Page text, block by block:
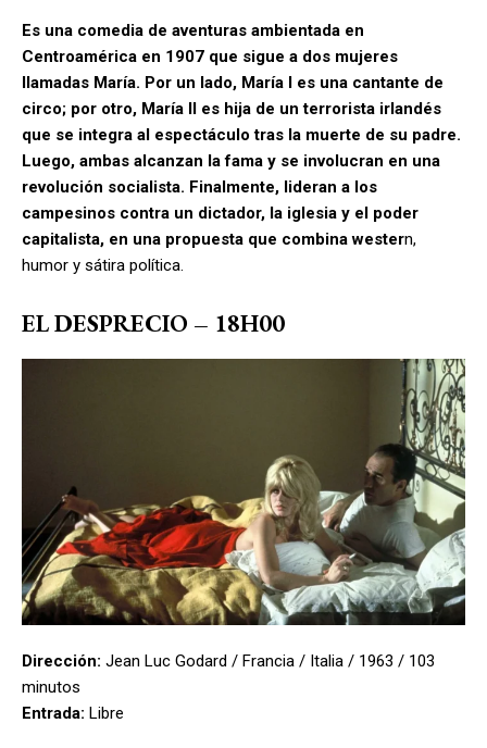
Es una comedia de aventuras ambientada en
Centroamérica en 1907 que sigue a dos mujeres
llamadas María. Por un lado, María I es una cantante de
circo; por otro, María II es hija de un terrorista irlandés
que se integra al espectáculo tras la muerte de su padre.
Luego, ambas alcanzan la fama y se involucran en una
revolución socialista. Finalmente, lideran a los
campesinos contra un dictador, la iglesia y el poder
capitalista, en una propuesta que combina western,
humor y sátira política.
EL DESPRECIO – 18H00
Dirección: Jean Luc Godard / Francia / Italia / 1963 / 103
minutos
Entrada: Libre